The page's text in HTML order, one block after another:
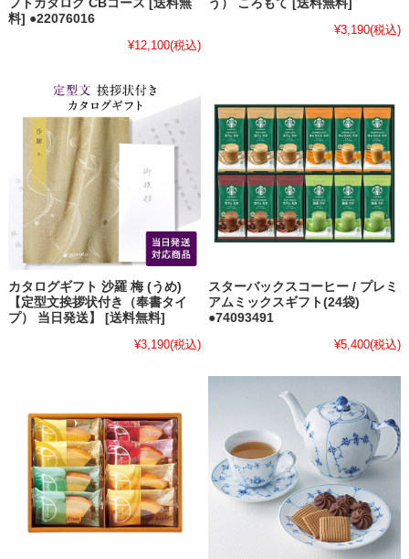
フトカタログ CBコース [送料無
料] ●22076016
¥12,100(税込)
う） ころもて [送料無料]
¥3,190(税込)
カタログギフト 沙羅 梅 (うめ)
【定型文挨拶状付き（奉書タイ
プ） 当日発送】 [送料無料]
¥3,190(税込)
スターバックスコーヒー / プレミ
アムミックスギフト(24袋)
●74093491
¥5,400(税込)